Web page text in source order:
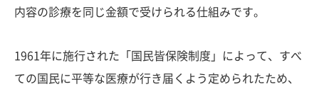
内容の診療を同じ金額で受けられる仕組みです。
1961年に施行された「国民皆保険制度」によって、すべ
ての国民に平等な医療が行き届くよう定められたため、